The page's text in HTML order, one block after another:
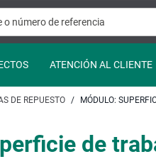
ATENCIÓN AL CLIENTE
DE REPUESTO MÓDULO:
de